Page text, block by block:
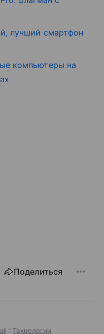
лучший смартфон
компьютеры на
Поделиться
Технологии